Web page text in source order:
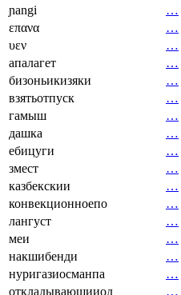
ɲangi
…
επανα
…
υεν
…
апалагет
…
бизоньикизяки
…
взятьотпуск
…
гамыш
…
дашка
…
ебицуги
…
змест
…
казбекскии
…
конвекционноепо
…
лангуст
…
меи
…
накшибенди
…
нуригазиосманпа
…
откладывающииод
…